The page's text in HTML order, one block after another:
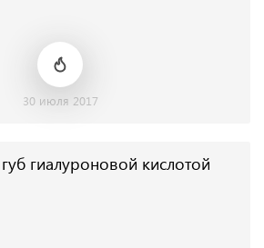
30 июля 2017
гиалуроновой кислотой